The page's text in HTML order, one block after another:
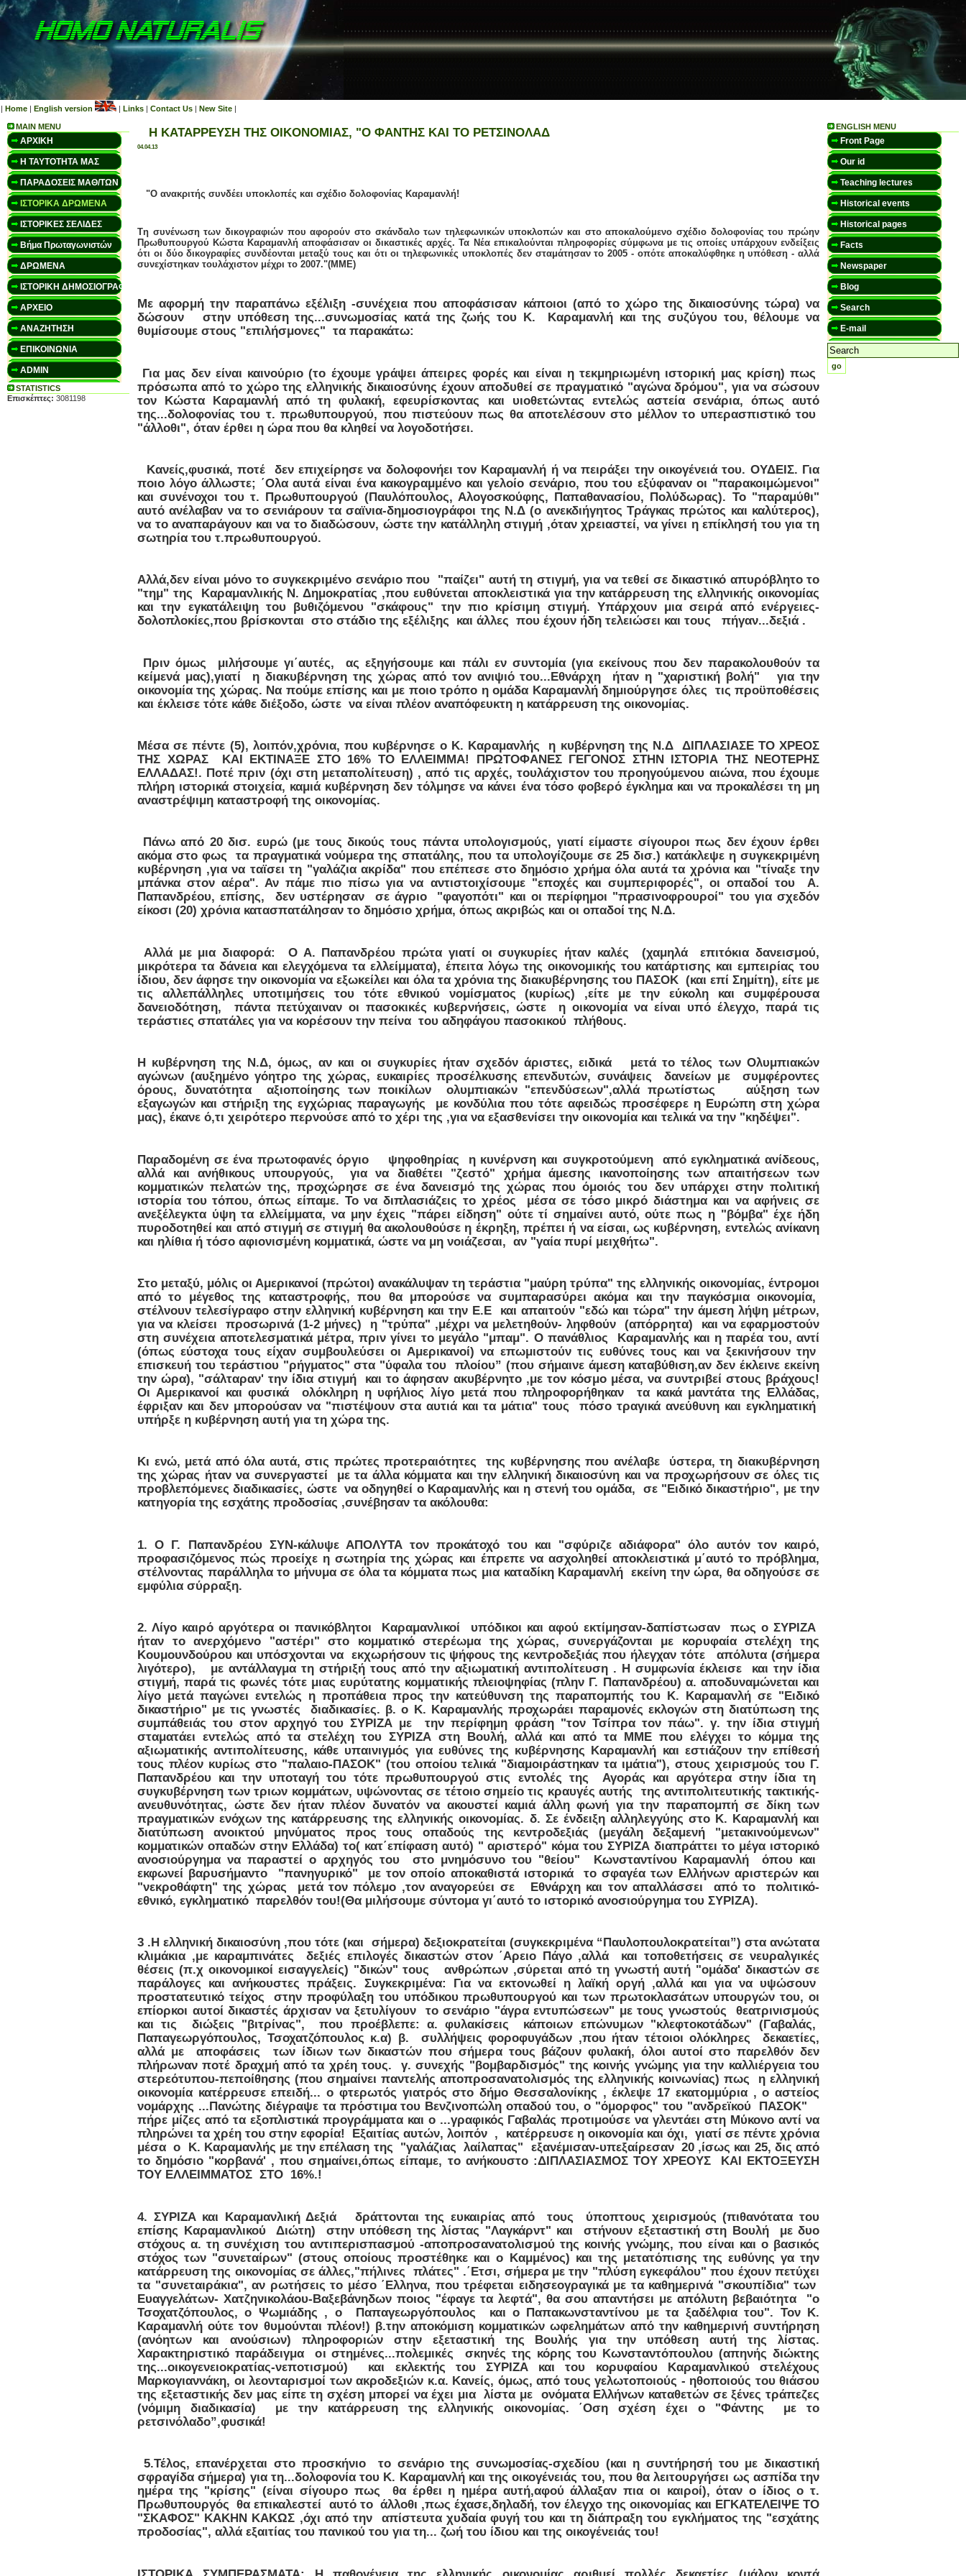
| Home | English version | Links | Contact Us | New Site |
MAIN MENU
ΑΡΧΙΚΗ
Η ΤΑΥΤΟΤΗΤΑ ΜΑΣ
ΠΑΡΑΔΟΣΕΙΣ ΜΑΘ/ΤΩΝ
ΙΣΤΟΡΙΚΑ ΔΡΩΜΕΝΑ
ΙΣΤΟΡΙΚΕΣ ΣΕΛΙΔΕΣ
Βήμα Πρωταγωνιστών
ΔΡΩΜΕΝΑ
ΙΣΤΟΡΙΚΗ ΔΗΜΟΣΙΟΓΡΑΦΙΑ
ΑΡΧΕΙΟ
ΑΝΑΖΗΤΗΣΗ
ΕΠΙΚΟΙΝΩΝΙΑ
ADMIN
STATISTICS
Επισκέπτες: 3081198
Η ΚΑΤΑΡΡΕΥΣΗ TΗΣ ΟΙKΟΝΟΜΙΑΣ, "Ο ΦΑΝΤΗΣ ΚΑΙ ΤΟ ΡΕΤΣΙΝΟΛΑΔ
04.04.13
"Ο ανακριτής συνδέει υποκλοπές και σχέδιο δολοφονίας Καραμανλή!
Tη συνένωση των δικογραφιών που αφορούν στο σκάνδαλο των τηλεφωνικών υποκλοπών και στο αποκαλούμενο σχέδιο δολοφονίας του πρώην
Πρωθυπουργού Κώστα Καραμανλή αποφάσισαν οι δικαστικές αρχές. Τα Νέα επικαλούνται πληροφορίες σύμφωνα με τις οποίες υπάρχουν ενδείξεις
ότι οι δύο δικογραφίες συνδέονται μεταξύ τους και ότι οι τηλεφωνικές υποκλοπές δεν σταμάτησαν το 2005 - οπότε αποκαλύφθηκε η υπόθεση - αλλά
συνεχίστηκαν τουλάχιστον μέχρι το 2007."(MME)
Με αφορμή την παραπάνω εξέλιξη -συνέχεια που αποφάσισαν κάποιοι (από το χώρο της δικαιοσύνης τώρα) να
δώσουν στην υπόθεση της...συνωμοσίας κατά της ζωής του Κ. Καραμανλή και της συζύγου του, θέλουμε να
θυμίσουμε στους "επιλήσμονες" τα παρακάτω:
Για μας δεν είναι καινούριο (το έχουμε γράψει άπειρες φορές και είναι η τεκμηριωμένη ιστορική μας κρίση) πως
πρόσωπα από το χώρο της ελληνικής δικαιοσύνης έχουν αποδυθεί σε πραγματικό "αγώνα δρόμου", για να σώσουν
τον Κώστα Καραμανλή από τη φυλακή, εφευρίσκοντας και υιοθετώντας εντελώς αστεία σενάρια, όπως αυτό
της...δολοφονίας του τ. πρωθυπουργού, που πιστεύουν πως θα αποτελέσουν στο μέλλον το υπερασπιστικό του
"άλλοθι", όταν έρθει η ώρα που θα κληθεί να λογοδοτήσει.
Κανείς,φυσικά, ποτέ δεν επιχείρησε να δολοφονήει τον Καραμανλή ή να πειράξει την οικογένειά του. ΟΥΔΕΙΣ. Για
ποιο λόγο άλλωστε; ΄Ολα αυτά είναι ένα κακογραμμένο και γελοίο σενάριο, που του εξύφαναν οι "παρακοιμώμενοι"
και συνένοχοι του τ. Πρωθυπουργού (Παυλόπουλος, Αλογοσκούφης, Παπαθανασίου, Πολύδωρας). Το "παραμύθι"
αυτό ανέλαβαν να το σενιάρουν τα σαϊνια-δημοσιογράφοι της Ν.Δ (ο ανεκδιήγητος Τράγκας πρώτος και καλύτερος),
να το αναπαράγουν και να το διαδώσουν, ώστε την κατάλληλη στιγμή ,όταν χρειαστεί, να γίνει η επίκλησή του για τη
σωτηρία του τ.πρωθυπουργού.
Αλλά,δεν είναι μόνο το συγκεκριμένο σενάριο που "παίζει" αυτή τη στιγμή, για να τεθεί σε δικαστικό απυρόβλητο το
"τημ" της Καραμανλικής Ν. Δημοκρατίας ,που ευθύνεται αποκλειστικά για την κατάρρευση της ελληνικής οικονομίας
και την εγκατάλειψη του βυθιζόμενου "σκάφους" την πιο κρίσιμη στιγμή. Υπάρχουν μια σειρά από ενέργειες-
δολοπλοκίες,που βρίσκονται στο στάδιο της εξέλιξης και άλλες που έχουν ήδη τελειώσει και τους πήγαν...δεξιά .
Πριν όμως μιλήσουμε γι΄αυτές, ας εξηγήσουμε και πάλι εν συντομία (για εκείνους που δεν παρακολουθούν τα
κείμενά μας),γιατί η διακυβέρνηση της χώρας από τον ανιψιό του...Εθνάρχη ήταν η "χαριστική βολή" για την
οικονομία της χώρας. Να πούμε επίσης και με ποιο τρόπο η ομάδα Καραμανλή δημιούργησε όλες τις προϋποθέσεις
και έκλεισε τότε κάθε διέξοδο, ώστε να είναι πλέον αναπόφευκτη η κατάρρευση της οικονομίας.
Μέσα σε πέντε (5), λοιπόν,χρόνια, που κυβέρνησε ο Κ. Καραμανλής η κυβέρνηση της Ν.Δ ΔΙΠΛΑΣΙΑΣΕ ΤΟ ΧΡΕΟΣ
ΤΗΣ ΧΩΡΑΣ ΚΑΙ ΕΚΤΙΝΑΞΕ ΣΤΟ 16% ΤΟ ΕΛΛΕΙΜΜΑ! ΠΡΩΤΟΦΑΝΕΣ ΓΕΓΟΝΟΣ ΣΤΗΝ ΙΣΤΟΡΙΑ ΤΗΣ ΝΕΟΤΕΡΗΣ
ΕΛΛΑΔΑΣ!. Ποτέ πριν (όχι στη μεταπολίτευση) , από τις αρχές, τουλάχιστον του προηγούμενου αιώνα, που έχουμε
πλήρη ιστορικά στοιχεία, καμιά κυβέρνηση δεν τόλμησε να κάνει ένα τόσο φοβερό έγκλημα και να προκαλέσει τη μη
αναστρέψιμη καταστροφή της οικονομίας.
Πάνω από 20 δισ. ευρώ (με τους δικούς τους πάντα υπολογισμούς, γιατί είμαστε σίγουροι πως δεν έχουν έρθει
ακόμα στο φως τα πραγματικά νούμερα της σπατάλης, που τα υπολογίζουμε σε 25 δισ.) κατάκλεψε η συγκεκριμένη
κυβέρνηση ,για να ταϊσει τη "γαλάζια ακρίδα" που επέπεσε στο δημόσιο χρήμα όλα αυτά τα χρόνια και "τίναξε την
μπάνκα στον αέρα". Αν πάμε πιο πίσω για να αντιστοιχίσουμε "εποχές και συμπεριφορές", οι οπαδοί του Α.
Παπανδρέου, επίσης, δεν υστέρησαν σε άγριο "φαγοπότι" και οι περίφημοι "πρασινοφρουροί" του για σχεδόν
είκοσι (20) χρόνια κατασπατάλησαν το δημόσιο χρήμα, όπως ακριβώς και οι οπαδοί της Ν.Δ.
Αλλά με μια διαφορά: Ο Α. Παπανδρέου πρώτα γιατί οι συγκυρίες ήταν καλές (χαμηλά επιτόκια δανεισμού,
μικρότερα τα δάνεια και ελεγχόμενα τα ελλείμματα), έπειτα λόγω της οικονομικής του κατάρτισης και εμπειρίας του
ίδιου, δεν άφησε την οικονομία να εξωκείλει και όλα τα χρόνια της διακυβέρνησης του ΠΑΣΟΚ (και επί Σημίτη), είτε με
τις αλλεπάλληλες υποτιμήσεις του τότε εθνικού νομίσματος (κυρίως) ,είτε με την εύκολη και συμφέρουσα
δανειοδότηση, πάντα πετύχαιναν οι πασοκικές κυβερνήσεις, ώστε η οικονομία να είναι υπό έλεγχο, παρά τις
τεράστιες σπατάλες για να κορέσουν την πείνα του αδηφάγου πασοκικού πλήθους.
Η κυβέρνηση της Ν.Δ, όμως, αν και οι συγκυρίες ήταν σχεδόν άριστες, ειδικά μετά το τέλος των Ολυμπιακών
αγώνων (αυξημένο γόητρο της χώρας, ευκαιρίες προσέλκυσης επενδυτών, συνάψεις δανείων με συμφέροντες
όρους, δυνατότητα αξιοποίησης των ποικίλων ολυμπιακών "επενδύσεων",αλλά πρωτίστως αύξηση των
εξαγωγών και στήριξη της εγχώριας παραγωγής με κονδύλια που τότε αφειδώς προσέφερε η Ευρώπη στη χώρα
μας), έκανε ό,τι χειρότερο περνούσε από το χέρι της ,για να εξασθενίσει την οικονομία και τελικά να την "κηδέψει".
Παραδομένη σε ένα πρωτοφανές όργιο ψηφοθηρίας η κυνέρνση και συγκροτούμενη από εγκληματικά ανίδεους,
αλλά και ανήθικους υπουργούς, για να διαθέτει "ζεστό" χρήμα άμεσης ικανοποίησης των απαιτήσεων των
κομματικών πελατών της, προχώρησε σε ένα δανεισμό της χώρας που όμοιός του δεν υπάρχει στην πολιτική
ιστορία του τόπου, όπως είπαμε. Το να διπλασιάζεις το χρέος μέσα σε τόσο μικρό διάστημα και να αφήνεις σε
ανεξέλεγκτα ύψη τα ελλείμματα, να μην έχεις "πάρει είδηση" ούτε τί σημαίνει αυτό, ούτε πως η "βόμβα" έχε ήδη
πυροδοτηθεί και από στιγμή σε στιγμή θα ακολουθούσε η έκρηξη, πρέπει ή να είσαι, ως κυβέρνηση, εντελώς ανίκανη
και ηλίθια ή τόσο αφιονισμένη κομματικά, ώστε να μη νοιάζεσαι, αν "γαία πυρί μειχθήτω".
Στο μεταξύ, μόλις οι Αμερικανοί (πρώτοι) ανακάλυψαν τη τεράστια "μαύρη τρύπα" της ελληνικής οικονομίας, έντρομοι
από το μέγεθος της καταστροφής, που θα μπορούσε να συμπαρασύρει ακόμα και την παγκόσμια οικονομία,
στέλνουν τελεσίγραφο στην ελληνική κυβέρνηση και την Ε.Ε και απαιτούν "εδώ και τώρα" την άμεση λήψη μέτρων,
για να κλείσει προσωρινά (1-2 μήνες) η "τρύπα" ,μέχρι να μελετηθούν- ληφθούν (απόρρητα) και να εφαρμοστούν
στη συνέχεια αποτελεσματικά μέτρα, πριν γίνει το μεγάλο "μπαμ". Ο πανάθλιος Καραμανλής και η παρέα του, αντί
(όπως εύστοχα τους είχαν συμβουλεύσει οι Αμερικανοί) να επωμιστούν τις ευθύνες τους και να ξεκινήσουν την
επισκευή του τεράστιου "ρήγματος" στα "ύφαλα του πλοίου” (που σήμαινε άμεση καταβύθιση,αν δεν έκλεινε εκείνη
την ώρα), "σάλταραν' την ίδια στιγμή και το άφησαν ακυβέρνητο ,με τον κόσμο μέσα, να συντριβεί στους βράχους!
Οι Αμερικανοί και φυσικά ολόκληρη η υφήλιος λίγο μετά που πληροφορήθηκαν τα κακά μαντάτα της Ελλάδας,
έφριξαν και δεν μπορούσαν να "πιστέψουν στα αυτιά και τα μάτια" τους πόσο τραγικά ανεύθυνη και εγκληματική
υπήρξε η κυβέρνηση αυτή για τη χώρα της.
Κι ενώ, μετά από όλα αυτά, στις πρώτες προτεραιότητες της κυβέρνησης που ανέλαβε ύστερα, τη διακυβέρνηση
της χώρας ήταν να συνεργαστεί με τα άλλα κόμματα και την ελληνική δικαιοσύνη και να προχωρήσουν σε όλες τις
προβλεπόμενες διαδικασίες, ώστε να οδηγηθεί ο Καραμανλής και η στενή του ομάδα, σε "Ειδικό δικαστήριο", με την
κατηγορία της εσχάτης προδοσίας ,συνέβησαν τα ακόλουθα:
1. Ο Γ. Παπανδρέου ΣΥΝ-κάλυψε ΑΠΟΛΥΤΑ τον προκάτοχό του και "σφύριζε αδιάφορα" όλο αυτόν τον καιρό,
προφασιζόμενος πώς προείχε η σωτηρία της χώρας και έπρεπε να ασχοληθεί αποκλειστικά μ΄αυτό το πρόβλημα,
στέλνοντας παράλληλα το μήνυμα σε όλα τα κόμματα πως μια καταδίκη Καραμανλή εκείνη την ώρα, θα οδηγούσε σε
εμφύλια σύρραξη.
2. Λίγο καιρό αργότερα οι πανικόβλητοι Καραμανλικοί υπόδικοι και αφού εκτίμησαν-δαπίστωσαν πως ο ΣΥΡΙΖΑ
ήταν το ανερχόμενο "αστέρι" στο κομματικό στερέωμα της χώρας, συνεργάζονται με κορυφαία στελέχη της
Κουμουνδούρου και υπόσχονται να εκχωρήσουν τις ψήφους της κεντροδεξιάς που ήλεγχαν τότε απόλυτα (σήμερα
λιγότερο), με αντάλλαγμα τη στήριξή τους από την αξιωματική αντιπολίτευση . Η συμφωνία έκλεισε και την ίδια
στιγμή, παρά τις φωνές τότε μιας ευρύτατης κομματικής πλειοψηφίας (πλην Γ. Παπανδρέου) α. αποδυναμώνεται και
λίγο μετά παγώνει εντελώς η προπάθεια προς την κατεύθυνση της παραπομπής του Κ. Καραμανλή σε "Ειδικό
δικαστήριο" με τις γνωστές διαδικασίες. β. ο Κ. Καραμανλής προχωράει παραμονές εκλογών στη διατύπωση της
συμπάθειάς του στον αρχηγό του ΣΥΡΙΖΑ με την περίφημη φράση "τον Τσίπρα τον πάω". γ. την ίδια στιγμή
σταματάει εντελώς από τα στελέχη του ΣΥΡΙΖΑ στη Βουλή, αλλά και από τα ΜΜΕ που ελέγχει το κόμμα της
αξιωματικής αντιπολίτευσης, κάθε υπαινιγμός για ευθύνες της κυβέρνησης Καραμανλή και εστιάζουν την επίθεσή
τους πλέον κυρίως στο "παλαιο-ΠΑΣΟΚ" (του οποίου τελικά "διαμοιράστηκαν τα ιμάτια"), στους χειρισμούς του Γ.
Παπανδρέου και την υποταγή του τότε πρωθυπουργού στις εντολές της Αγοράς και αργότερα στην ίδια τη
συγκυβέρνηση των τριων κομμάτων, υψώνοντας σε τέτοιο σημείο τις κραυγές αυτής της αντιπολιτευτικής τακτικής-
ανευθυνότητας, ώστε δεν ήταν πλέον δυνατόν να ακουστεί καμιά άλλη φωνή για την παραπομπή σε δίκη των
πραγματικών ενόχων της κατάρρευσης της ελληνικής οικονομίας. δ. Σε ένδειξη αλληλεγγύης στο Κ. Καραμανλή και
διατύπωση ανοικτού μηνύματος προς τους οπαδούς της κεντροδεξιάς (μεγάλη δεξαμενή "μετακινούμενων"
κομματικών οπαδών στην Ελλάδα) το( κατ΄επίφαση αυτό) " αριστερό" κόμα του ΣΥΡΙΖΑ διαπράττει το μέγα ιστορικό
ανοσιούργημα να παραστεί ο αρχηγός του στο μνημόσυνο του "θείου" Κωνσταντίνου Καραμανλή όπου και
εκφωνεί βαρυσήμαντο "πανηγυρικό" με τον οποίο αποκαθιστά ιστορικά το σφαγέα των Ελλήνων αριστερών και
"νεκροθάφτη" της χώρας μετά τον πόλεμο ,τον αναγορεύει σε Εθνάρχη και τον απαλλάσσει από το πολιτικό-
εθνικό, εγκληματικό παρελθόν του!(Θα μιλήσουμε σύντομα γι΄αυτό το ιστορικό ανοσιούργημα του ΣΥΡΙΖΑ).
3 .Η ελληνική δικαιοσύνη ,που τότε (και σήμερα) δεξιοκρατείται (συγκεκριμένα “Παυλοπουλοκρατείται”) στα ανώτατα
κλιμάκια ,με καραμπινάτες δεξιές επιλογές δικαστών στον ΄Αρειο Πάγο ,αλλά και τοποθετήσεις σε νευραλγικές
θέσεις (π.χ οικονομικοί εισαγγελείς) "δικών" τους ανθρώπων ,σύρεται από τη γνωστή αυτή "ομάδα' δικαστών σε
παράλογες και ανήκουστες πράξεις. Συγκεκριμένα: Για να εκτονωθεί η λαϊκή οργή ,αλλά και για να υψώσουν
προστατευτικό τείχος στην προφύλαξη του υπόδικου πρωθυπουργού και των πρωτοκλασάτων υπουργών του, οι
επίορκοι αυτοί δικαστές άρχισαν να ξετυλίγουν το σενάριο "άγρα εντυπώσεων" με τους γνωστούς θεατρινισμούς
και τις διώξεις "βιτρίνας", που προέβλεπε: α. φυλακίσεις κάποιων επώνυμων "κλεφτοκοτάδων" (Γαβαλάς,
Παπαγεωργόπουλος, Τσοχατζόπουλος κ.α) β. συλλήψεις φοροφυγάδων ,που ήταν τέτοιοι ολόκληρες δεκαετίες,
αλλά με αποφάσεις των ίδιων των δικαστών που σήμερα τους βάζουν φυλακή, όλοι αυτοί στο παρελθόν δεν
πλήρωναν ποτέ δραχμή από τα χρέη τους. γ. συνεχής "βομβαρδισμός" της κοινής γνώμης για την καλλιέργεια του
στερεότυπου-πεποίθησης (που σημαίνει παντελής αποπροσανατολισμός της ελληνικής κοινωνίας) πως η ελληνική
οικονομία κατέρρευσε επειδή... ο φτερωτός γιατρός στο δήμο Θεσσαλονίκης , έκλεψε 17 εκατομμύρια , ο αστείος
νομάρχης ...Πανώτης διέγραψε τα πρόστιμα του Βενζινοπώλη οπαδού του, ο "όμορφος" του "ανδρεϊκού ΠΑΣΟΚ"
πήρε μίζες από τα εξοπλιστικά προγράμματα και ο ...γραφικός Γαβαλάς προτιμούσε να γλεντάει στη Μύκονο αντί να
πληρώνει τα χρέη του στην εφορία! Εξαιτίας αυτών, λοιπόν , κατέρρευσε η οικονομία και όχι, γιατί σε πέντε χρόνια
μέσα ο Κ. Καραμανλής με την επέλαση της "γαλάζιας λαίλαπας" εξανέμισαν-υπεξαίρεσαν 20 ,ίσως και 25, δις από
το δημόσιο "κορβανά' , που σημαίνει,όπως είπαμε, το ανήκουστο :ΔΙΠΛΑΣΙΑΣΜΟΣ ΤΟΥ ΧΡΕΟΥΣ ΚΑΙ ΕΚΤΟΞΕΥΣΗ
ΤΟΥ ΕΛΛΕΙΜΜΑΤΟΣ ΣΤΟ 16%.!
4. ΣΥΡΙΖΑ και Καραμανλική Δεξιά δράττονται της ευκαιρίας από τους ύποπτους χειρισμούς (πιθανότατα του
επίσης Καραμανλικού Διώτη) στην υπόθεση της λίστας "Λαγκάρντ" και στήνουν εξεταστική στη Βουλή με δυο
στόχους α. τη συνέχιση του αντιπερισπασμού -αποπροσανατολισμού της κοινής γνώμης, που είναι και ο βασικός
στόχος των "συνεταίρων" (στους οποίους προστέθηκε και ο Καμμένος) και της μετατόπισης της ευθύνης γα την
κατάρρευση της οικονομίας σε άλλες,"πήλινες πλάτες" .΄Ετσι, σήμερα με την "πλύση εγκεφάλου" που έχουν πετύχει
τα "συνεταιράκια", αν ρωτήσεις το μέσο ΄Ελληνα, που τρέφεται ειδησεογραγικά με τα καθημερινά "σκουπίδια" των
Ευαγγελάτων- Χατζηνικολάου-Βαξεβάνηδων ποιος "έφαγε τα λεφτά", θα σου απαντήσει με απόλυτη βεβαιότητα "ο
Τσοχατζόπουλος, ο Ψωμιάδης , ο Παπαγεωργόπουλος και ο Παπακωνσταντίνου με τα ξαδέλφια του". Τον Κ.
Καραμανλή ούτε τον θυμούνται πλέον!) β.την αποκόμιση κομματικών ωφελημάτων από την καθημερινή συντήρηση
(ανόητων και ανούσιων) πληροφοριών στην εξεταστική της Βουλής για την υπόθεση αυτή της λίστας.
Χαρακτηριστικό παράδειγμα οι στημένες...πολεμικές σκηνές της κόρης του Κωνσταντόπουλου (απηνής διώκτης
της...οικογενειοκρατίας-νεποτισμού) και εκλεκτής του ΣΥΡΙΖΑ και του κορυφαίου Καραμανλικού στελέχους
Μαρκογιαννάκη, οι λεονταρισμοί των ακροδεξιών κ.α. Κανείς, όμως, από τους γελωτοποιούς - ηθοποιούς του θιάσου
της εξεταστικής δεν μας είπε τη σχέση μπορεί να έχει μια λίστα με ονόματα Ελλήνων καταθετών σε ξένες τράπεζες
(νόμιμη διαδικασία) με την κατάρρευση της ελληνικής οικονομίας. ΄Οση σχέση έχει ο "Φάντης με το
ρετσινόλαδο”,φυσικά!
5.Τέλος, επανέρχεται στο προσκήνιο το σενάριο της συνωμοσίας-σχεδίου (και η συντήρησή του με δικαστική
σφραγίδα σήμερα) για τη...δολοφονία του Κ. Καραμανλή και της οικογένειάς του, που θα λειτουργήσει ως ασπίδα την
ημέρα της "κρίσης" (είναι σίγουρο πως θα έρθει η ημέρα αυτή,αφού άλλαξαν πια οι καιροί), όταν ο ίδιος ο τ.
Πρωθυπουργός θα επικαλεστεί αυτό το άλλοθι ,πως έχασε,δηλαδή, τον έλεγχο της οικονομίας και ΕΓΚΑΤΕΛΕΙΨΕ ΤΟ
"ΣΚΑΦΟΣ" ΚΑΚΗΝ ΚΑΚΩΣ ,όχι από την απίστευτα χυδαία φυγή του και τη διάπραξη του εγκλήματος της "εσχάτης
προδοσίας", αλλά εξαιτίας του πανικού του για τη... ζωή του ίδιου και της οικογένειάς του!
ENGLISH MENU
Front Page
Our id
Teaching lectures
Historical events
Historical pages
Facts
Newspaper
Blog
Search
E-mail